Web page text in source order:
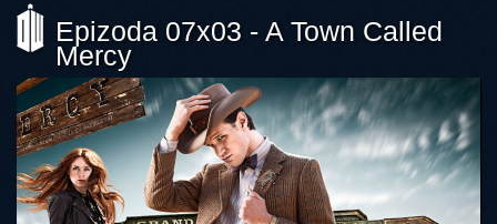
Epizoda 07x03 - A Town Called
Mercy